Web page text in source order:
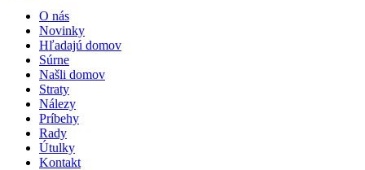
O nás
Novinky
Hľadajú domov
Súrne
Našli domov
Straty
Nálezy
Príbehy
Rady
Útulky
Kontakt